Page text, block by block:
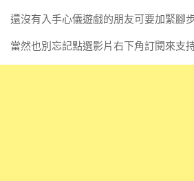
還沒有入手心儀遊戲的朋友可要加緊腳
當然也別忘記點選影片右下角訂閱來支